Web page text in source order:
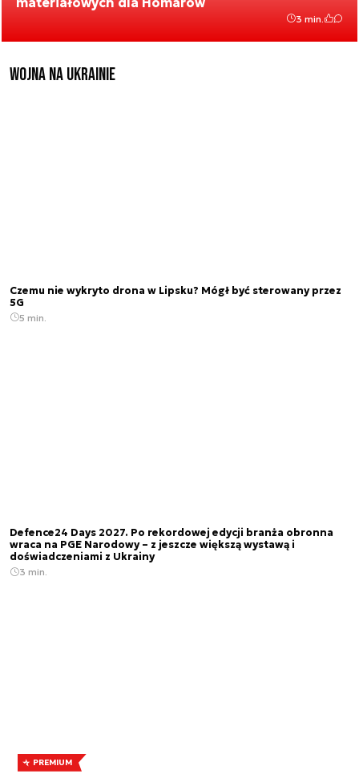
3 min.
Wojna na Ukrainie
Czemu nie wykryto drona w Lipsku? Mógł być sterowany przez
5G
5 min.
Defence24 Days 2027. Po rekordowej edycji branża obronna
wraca na PGE Narodowy – z jeszcze większą wystawą i
doświadczeniami z Ukrainy
3 min.
PREMIUM